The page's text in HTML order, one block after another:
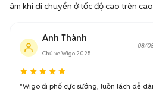
âm khi di chuyển ở tốc độ cao trên
Anh Thành
Chủ xe Wigo 2025
08/
"Wigo đi phố cực sướng, luồn lách dễ